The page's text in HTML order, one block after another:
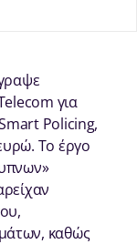
για
Policing,
Το έργο
καθώς